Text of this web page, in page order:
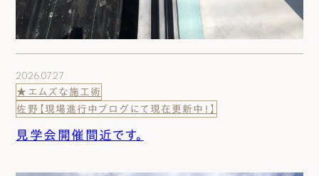
2026.07.27
★エムズな施工術
佐野【現場進行中ブログにて現在更新中！】
見学会開催間近です。